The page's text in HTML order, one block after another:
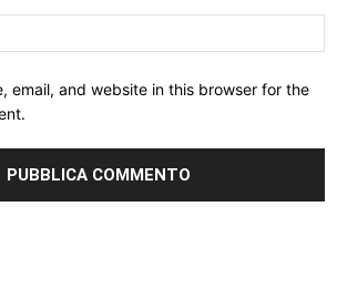
email, and website in this browser for the